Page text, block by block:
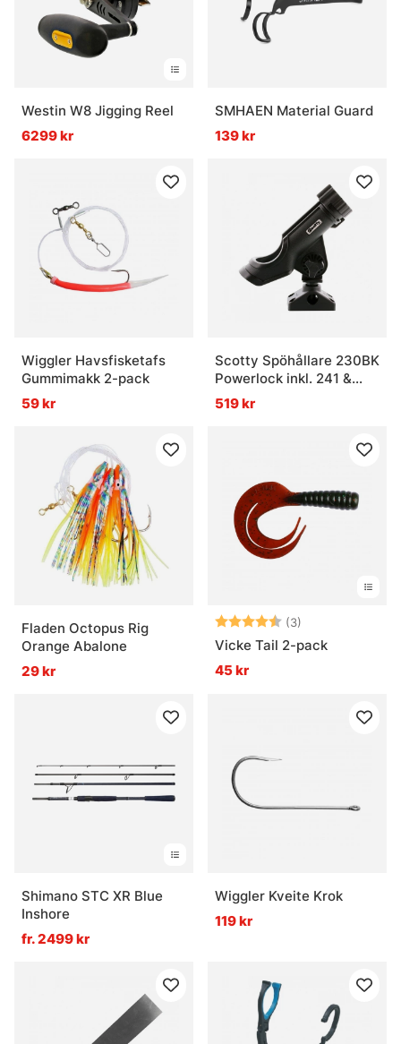
Westin W8 Jigging Reel
6299 kr
SMHAEN Material Guard
139 kr
Wiggler Havsfisketafs
Gummimakk 2-pack
59 kr
Scotty Spöhållare 230BK
Powerlock inkl. 241 &
242
519 kr
Fladen Octopus Rig
Orange Abalone
29 kr
Betyg: (3)
Vicke Tail 2-pack
45 kr
Shimano STC XR Blue
Inshore
fr. 2499 kr
Wiggler Kveite Krok
119 kr